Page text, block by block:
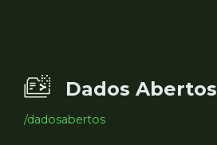
Dados Abertos
/dadosabertos